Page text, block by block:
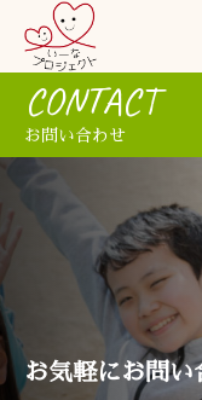
CONTACT
お問い合わせ
お気軽にお問い